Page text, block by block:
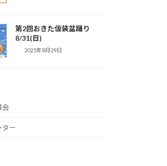
第2回おきた仮装盆踊り
8/31(日)
2025年8月29日
会
ー